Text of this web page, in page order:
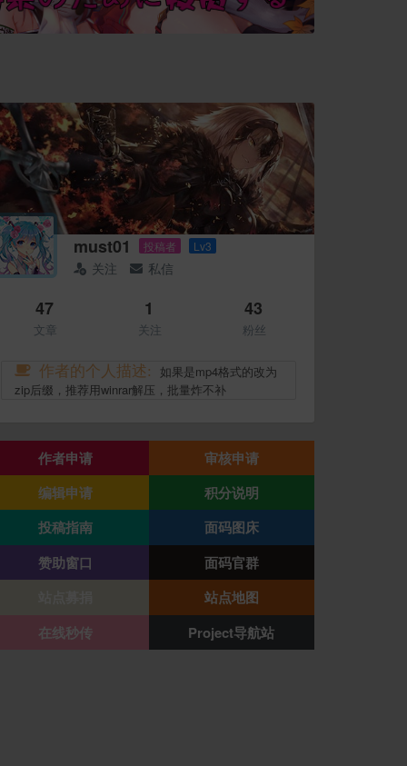
must01 投稿者 Lv3
关注 私信
47
文章
1
关注
43
粉丝
作者的个人描述:
如果是mp4格式的改为
zip后缀，推荐用winrar解压，批量炸不补
作者申请
审核申请
编辑申请
积分说明
投稿指南
面码图床
赞助窗口
面码官群
站点地图
在线秒传
Project导航站